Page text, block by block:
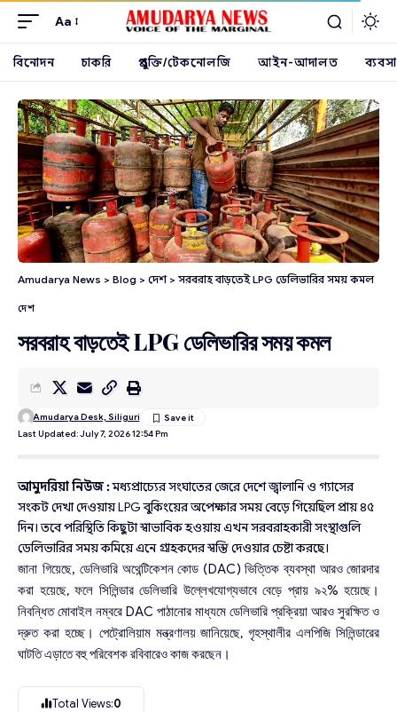
Aa
বিনোদন চাকরি প্রযুক্তি/টেকনোলজি আইন-আদালত ব্যবসা
Amudarya News > Blog > দেশ> সরবরাহ বাড়তেই LPG ডেলিভারির সময় কমল
দেশ
সরবরাহ বাড়তেই LPG ডেলিভারির সময় কমল
Last Updated: July 7, 2026 12:54 Pm
Amudarya Desk, Siliguri
আমুদরিয়া নিউজ :মধ্যপ্রাচ্যের সংঘাতের জেরে দেশে জ্বালানি ও গ্যাসের
সংকট দেখা দেওয়ায় LPG বুকিংয়ের অপেক্ষার সময় বেড়ে গিয়েছিল প্রায় ৪৫
দিন। তবে পরিস্থিতি কিছুটা স্বাভাবিক হওয়ায় এখন সরবরাহকারী সংস্থাগুলি
ডেলিভারির সময় কমিয়ে এনে গ্রাহকদের স্বস্তি দেওয়ার চেষ্টা করছে।
জানা গিয়েছে, ডেলিভারি অথেন্টিকেশন কোড (DAC)ভিত্তিক ব্যবস্থা আরও জোরদার
করা হয়েছে,ফলে সিলিন্ডার ডেলিভারি উল্লেখযোগ্যভাবে বেড়ে প্রায় ৯২%হয়েছে।
নিবন্ধিত মোবাইল নম্বরে DAC পাঠানোর মাধ্যমে ডেলিভারি প্রক্রিয়া আরও সুরক্ষিত ও
দ্রুত করা হচ্ছে। পেট্রোলিয়াম মন্ত্রণালয় জানিয়েছে,গৃহস্থালীর এলপিজি সিলিন্ডারের
ঘাটতিএড়াতেবহুপরিবেশকরবিবারেওকাজকরছেন।
Total Views:0